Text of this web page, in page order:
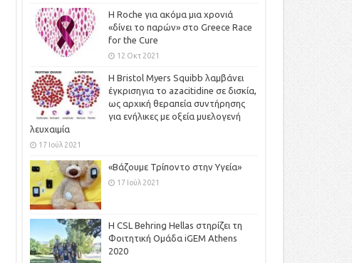
H Roche για ακόμα μια χρονιά
«δίνει το παρών» στο Greece Race
for the Cure
12 Οκτ 2021
Η Bristol Myers Squibb λαμβάνει
έγκρισηγια το azacitidine σε δισκία,
ως αρχική θεραπεία συντήρησης
για ενήλικες με οξεία μυελογενή
λευχαιμία
17 Ιούλ 2021
«Βάζουμε Τρίποντο στην Υγεία»
17 Ιούλ 2021
H CSL Behring Hellas στηρίζει τη
Φοιτητική Ομάδα iGEM Athens
2020